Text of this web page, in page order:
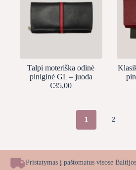
Talpi moteriška odinė
piniginė GL – juoda
€35,00
1 2
Pristatymas į paštomatus visose